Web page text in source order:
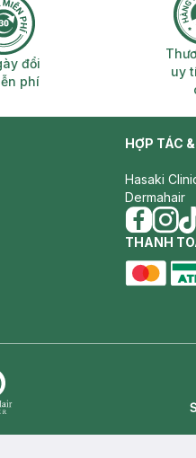
30 ngày đổi trả miễn phí
đổi
phí
uy
HỢP TÁC
Hasaki
Dermahair
facebook
THANH